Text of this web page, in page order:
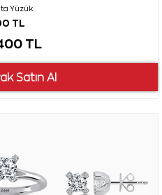
Yüzük
TL
TL